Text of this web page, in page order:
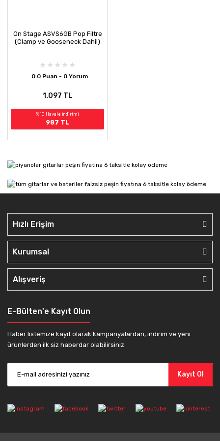
On Stage ASVS6GB Pop Filtre
(Clamp ve Gooseneck Dahil)
0.0 Puan - 0 Yorum
1.097 TL
%10 Havale İndirimi
987 TL
Hızlı Erişim
Kurumsal
Alışveriş
E-Bülten'e Kayıt Olun
Haber listemize kayıt olarak kampanyalardan, indirim ve yeni
ürünlerden ilk siz haberdar olabilirsiniz.
Kayıt Ol